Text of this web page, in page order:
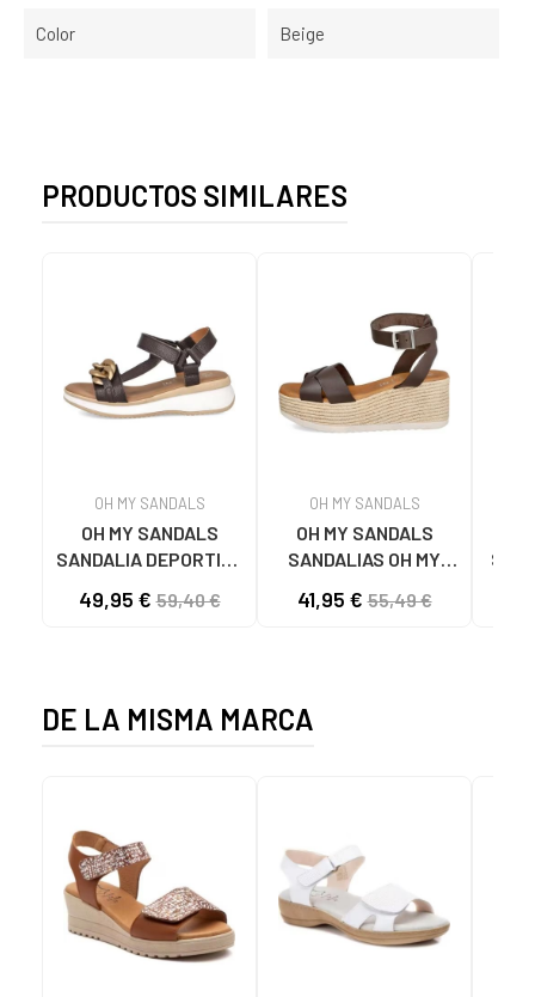
Color Beige
PRODUCTOS SIMILARES
OH MY SANDALS
OH MY SANDALS
SANDALIA DEPORTIVA
ESLABONES MARRON
49,95 €59,40 €
OH MY SANDALS
OH MY SANDALS
SANDALIAS OH MY
PLATAFORMA
41,95 €55,49 €
DE LA MISMA MARCA